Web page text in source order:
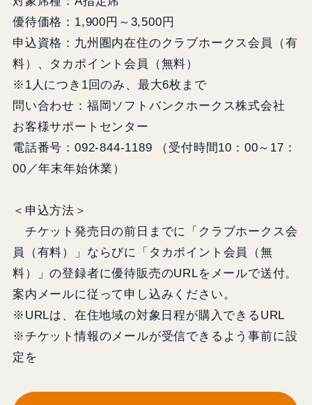
優待価格：1,900円～3,500円
申込資格：九州圏内在住のクラブホークス会員（有
料）、タカポイント会員（無料）
※1人につき1回のみ、最大6枚まで
問い合わせ：福岡ソフトバンクホークス株式会社
お客様サポートセンター
電話番号：092-844-1189 （受付時間10：00～17：
00／年末年始休業）
＜申込方法＞
チケット発売日の前日までに「クラブホークス会
員（有料）」ならびに「タカポイント会員（無
料）」の登録者に優待販売のURLをメールで送付。
案内メールに従って申し込みください。
※URLは、在住地域の対象日程が購入できるURL
※チケット情報のメールが受信できるよう事前に設
定を